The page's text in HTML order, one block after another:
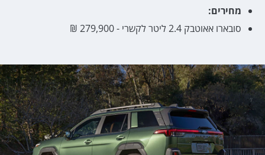
מחירים:
סובארו אאוטבק 2.4 ליטר לקשרי - 279,900 ₪